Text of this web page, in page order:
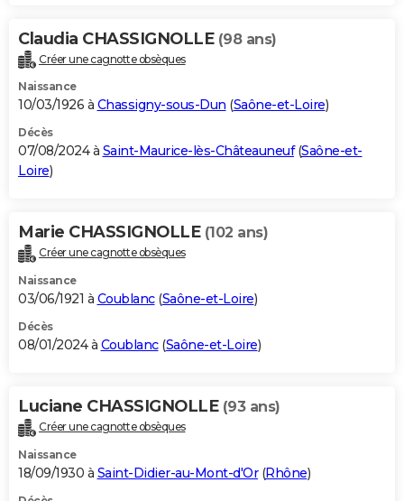
Claudia CHASSIGNOLLE (98 ans)
Créer une cagnotte obsèques
Naissance
10/03/1926 à Chassigny-sous-Dun (Saône-et-Loire)
Décès
07/08/2024 à Saint-Maurice-lès-Châteauneuf(Saône-et-
Loire)
Marie CHASSIGNOLLE (102 ans)
Créer une cagnotte obsèques
Naissance
03/06/1921 à Coublanc(Saône-et-Loire)
Décès
08/01/2024 à Coublanc(Saône-et-Loire)
Luciane CHASSIGNOLLE (93 ans)
Créer une cagnotte obsèques
Naissance
18/09/1930 à Saint-Didier-au-Mont-d'Or(Rhône)